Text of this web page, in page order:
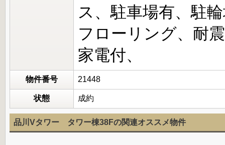
ス、駐車場有、駐
フローリング、耐
家電付、
物件番号 21448
状態 成約
品川Vタワー タワー棟38Fの関連オススメ物件